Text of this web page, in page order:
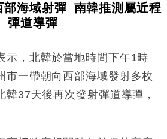
美伊戰事快結束 承認部分彈藥庫存緊
上半年淨利創新高 中期息增15%至
香港今年GDP預測至4.5% 看好貿易
部海域射彈 南韓推測屬近程
彈道導彈
示，北韓於當地時間下午1時
市一帶朝向西部海域發射多枚
韓37天後再次發射彈道導彈，